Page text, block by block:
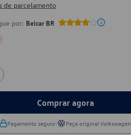
de parcelamento
por: Belcar BR
Comprar agora
Pagamento seguro• Peça original Volkswagen